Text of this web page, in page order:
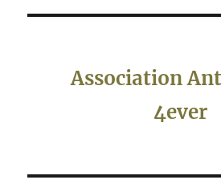
Association
4ever